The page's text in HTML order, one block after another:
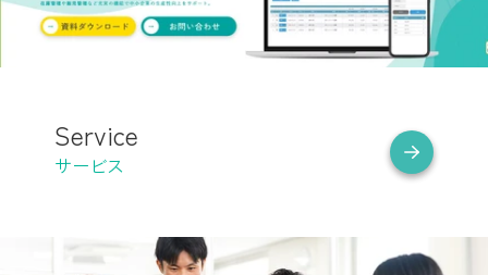
Service
サービス